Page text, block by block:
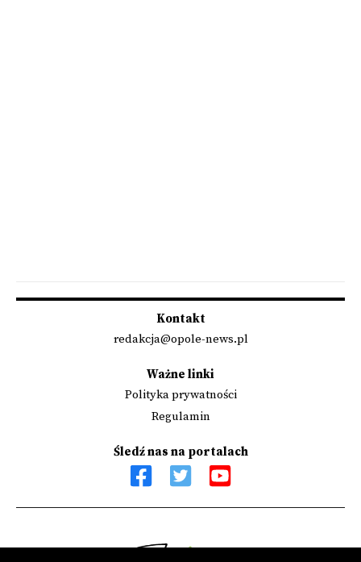
Kontakt
redakcja@opole-news.pl
Ważne linki
Polityka prywatności
Regulamin
Śledź nas na portalach